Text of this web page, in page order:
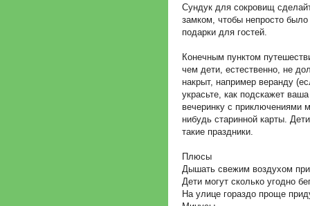
Сундук для сокровищ
замком, чтобы непросто
подарки для гостей.
Конечным пунктом
чем дети, естественно, не
накрыт, например веранду
украсьте, как подскажет
вечеринку с приключениями
нибудь старинной карты.
такие праздники.
Плюсы
Дышать свежим воздухом
Дети могут сколько угодно
На улице гораздо проще